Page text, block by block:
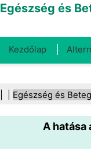
Egészség és
Kezdőlap
Fogegészség
Közegészségügy
Egészség és
A hatása